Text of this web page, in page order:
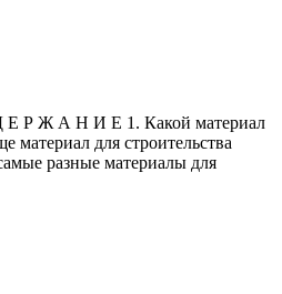
Д Е Р Ж А Н И Е 1. Какой материал
для строительства
разные материалы для